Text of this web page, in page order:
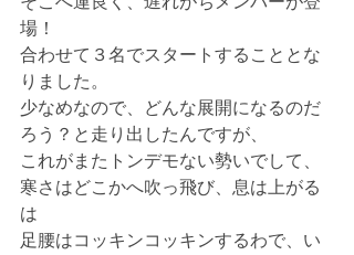
場！
合わせて３名でスタートすることとな
りました。
少なめなので、どんな展開になるのだ
ろう？と走り出したんですが、
これがまたトンデモない勢いでして、
寒さはどこかへ吹っ飛び、息は上がる
は
足腰はコッキンコッキンするわで、い